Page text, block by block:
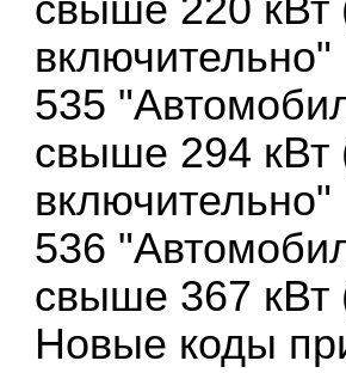
включительно"
535
свыше 294 кВт
включительно"
536
свыше 367 кВт
Новые коды